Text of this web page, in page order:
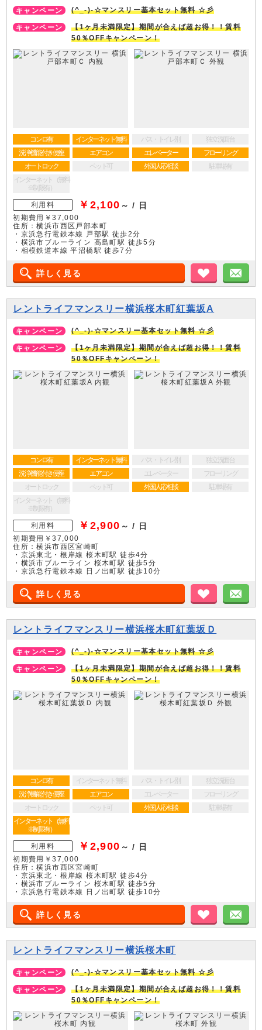
(^_-)-☆マンスリー基本セット無料 ☆彡
【1ヶ月未満限定】期間が合えば超お得！！賃料
50％OFFキャンペーン！
コンロ有 インターネット無料 バス・トイレ別
独立洗面台
洗浄機能付き便座
エアコン エレベーター
フローリング
オートロック
ペット可 外国人応相談
駐車場有
インターネット（無料
※制限有）
利用料 ￥2,100 ～ / 日
初期費用￥37,000
住所：横浜市西区戸部本町
・京浜急行電鉄本線 戸部駅 徒歩2分
・横浜市ブルーライン 高島町駅 徒歩5分
・相模鉄道本線 平沼橋駅 徒歩7分
詳しく見る お気に入
レントライフマンスリー横浜桜木町紅葉坂A
(^_-)-☆マンスリー基本セット無料 ☆彡
【1ヶ月未満限定】期間が合えば超お得！！賃料
50％OFFキャンペーン！
コンロ有 インターネット無料 バス・トイレ別
独立洗面台
洗浄機能付き便座
エアコン エレベーター
フローリング
オートロック
ペット可 外国人応相談
駐車場有
インターネット（無料
※制限有）
利用料 ￥2,900 ～ / 日
初期費用￥37,000
住所：横浜市西区宮崎町
・京浜東北・根岸線 桜木町駅 徒歩4分
・横浜市ブルーライン 桜木町駅 徒歩5分
・京浜急行電鉄本線 日ノ出町駅 徒歩10分
詳しく見る お気に入
レントライフマンスリー横浜桜木町紅葉坂Ｄ
(^_-)-☆マンスリー基本セット無料 ☆彡
【1ヶ月未満限定】期間が合えば超お得！！賃料
50％OFFキャンペーン！
コンロ有 インターネット無料 バス・トイレ別
独立洗面台
洗浄機能付き便座
エアコン エレベーター
フローリング
オートロック
ペット可 外国人応相談
駐車場有
インターネット（無料
※制限有）
利用料 ￥2,900 ～ / 日
初期費用￥37,000
住所：横浜市西区宮崎町
・京浜東北・根岸線 桜木町駅 徒歩4分
・横浜市ブルーライン 桜木町駅 徒歩5分
・京浜急行電鉄本線 日ノ出町駅 徒歩10分
詳しく見る お気に入
レントライフマンスリー横浜桜木町
(^_-)-☆マンスリー基本セット無料 ☆彡
【1ヶ月未満限定】期間が合えば超お得！！賃料
50％OFFキャンペーン！